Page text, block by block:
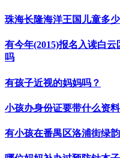
珠海长隆海洋王国儿童多
有今年(2015)报名入读白
吗
有孩子近视的妈妈吗？
小孩办身份证要带什么资料
有小孩在番禺区洛浦街绿